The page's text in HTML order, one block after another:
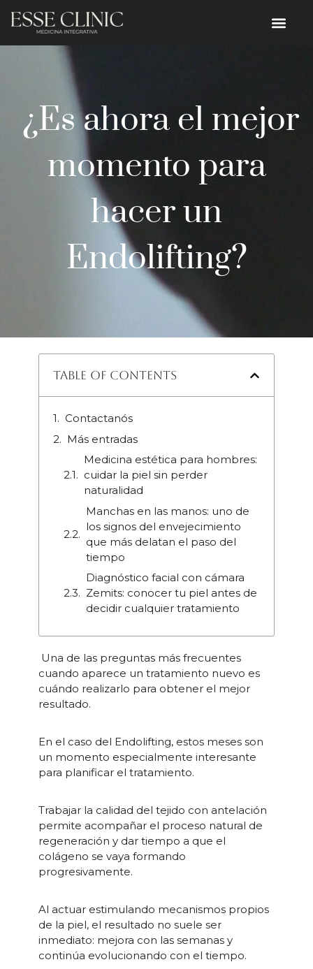
¿Es ahora el mejor
momento para
hacer un
Endolifting?
Table of Contents
Contactanós
Más entradas
Medicina estética para hombres:
cuidar la piel sin perder
naturalidad
Manchas en las manos: uno de
los signos del envejecimiento
que más delatan el paso del
tiempo
Diagnóstico facial con cámara
Zemits: conocer tu piel antes de
decidir cualquier tratamiento
Una de las preguntas más frecuentes
cuando aparece un tratamiento nuevo es
cuándo realizarlo para obtener el mejor
resultado.
En el caso del Endolifting, estos meses son
un momento especialmente interesante
para planificar el tratamiento.
Trabajar la calidad del tejido con antelación
permite acompañar el proceso natural de
regeneración y dar tiempo a que el
colágeno se vaya formando
progresivamente.
Al actuar estimulando mecanismos propios
de la piel, el resultado no suele ser
inmediato: mejora con las semanas y
continúa evolucionando con el tiempo.